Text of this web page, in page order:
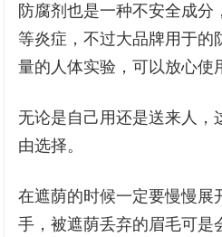
防腐剂也是一种不安全成分
等炎症，不过大品牌用于的
量的人体实验，可以放心使
无论是自己用还是送来人，
由选择。
在遮荫的时候一定要慢慢展
手，被遮荫丢弃的眉毛可是